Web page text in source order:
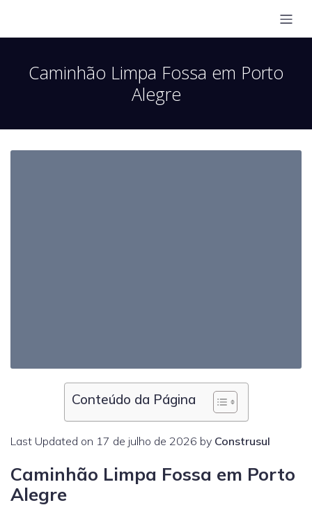
Caminhão Limpa Fossa em Porto
Alegre
Conteúdo da Página
Last Updated on 17 de julho de 2026 by Construsul
Caminhão Limpa Fossa em Porto
Alegre